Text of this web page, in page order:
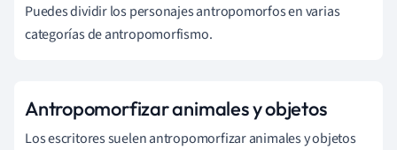
Puedes dividir los personajes antropomorfos en varias
categorías de antropomorfismo.
Antropomorfizar animales y objetos
Los escritores suelen antropomorfizar animales y objetos